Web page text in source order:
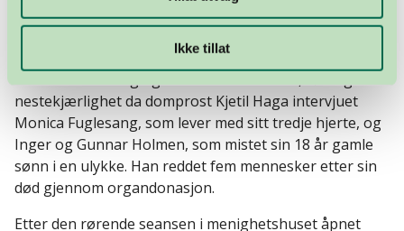
Ikke tillat
kan redde opptil syv liv etter din egen død ved å si ja til
nestekjærlighet da domprost Kjetil Haga intervjuet
Monica Fuglesang, som lever med sitt tredje hjerte, og
Inger og Gunnar Holmen, som mistet sin 18 år gamle
sønn i en ulykke. Han reddet fem mennesker etter sin
død gjennom organdonasjon.
Etter den rørende seansen i menighetshuset åpnet